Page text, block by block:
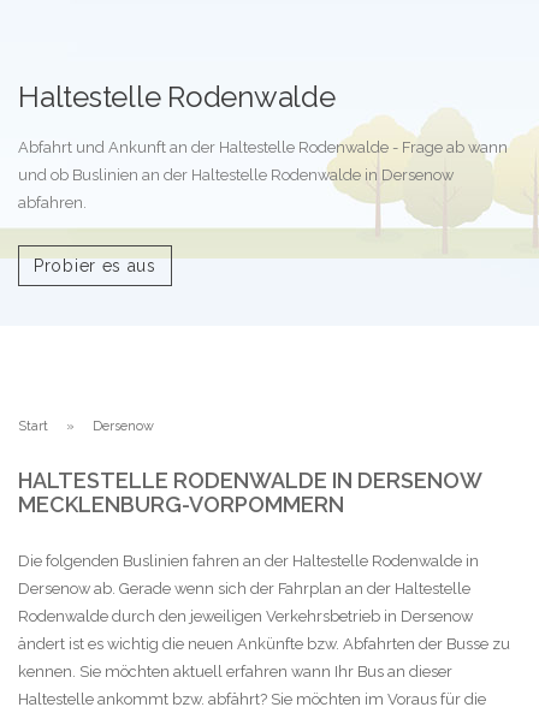
Haltestelle Rodenwalde
Abfahrt und Ankunft an der Haltestelle Rodenwalde - Frage ab wann
und ob Buslinien an der Haltestelle Rodenwalde in Dersenow
abfahren.
Probier es aus
Start Dersenow
HALTESTELLE RODENWALDE IN DERSENOW
MECKLENBURG-VORPOMMERN
Die folgenden Buslinien fahren an der Haltestelle Rodenwalde in
Dersenow ab. Gerade wenn sich der Fahrplan an der Haltestelle
Rodenwalde durch den jeweiligen Verkehrsbetrieb in Dersenow
ändert ist es wichtig die neuen Ankünfte bzw. Abfahrten der Busse zu
kennen. Sie möchten aktuell erfahren wann Ihr Bus an dieser
Haltestelle ankommt bzw. abfährt? Sie möchten im Voraus für die